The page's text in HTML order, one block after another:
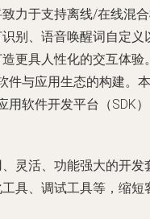
致力于支持离线/在线混
别、语音唤醒词自定义
更具人性化的交互体验
件与应用生态的构建。本
用软件开发平台（SDK
、灵活、功能强大的开发
具、调试工具等，缩短